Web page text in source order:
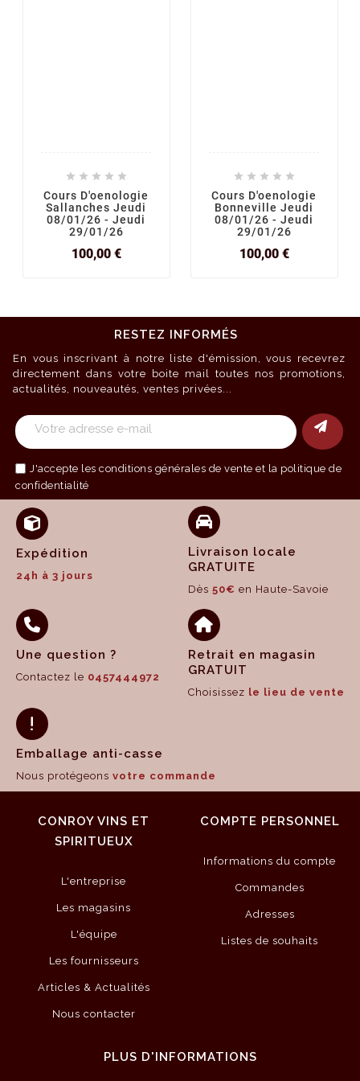
    
Cours D'oenologie
Sallanches Jeudi
08/01/26 - Jeudi
29/01/26
100,00 €Prix
    
Cours D'oenologie
Bonneville Jeudi
08/01/26 - Jeudi
29/01/26
100,00 €Prix
RESTEZ INFORMÉS
En vous inscrivant à notre liste d'émission, vous recevrez
directement dans votre boite mail toutes nos promotions,
actualités, nouveautés, ventes privées...
J'accepte les conditions générales de vente et la politique de
confidentialité
Expédition
24h à 3 jours
Livraison locale
GRATUITE
Dès 50€ en Haute-Savoie
Une question ?
Contactez le 0457444972
Retrait en magasin
GRATUIT
Choisissez le lieu de vente
Emballage anti-casse
Nous protégeons votre commande
CONROY VINS ET
SPIRITUEUX
L'entreprise
Les magasins
L'équipe
Les fournisseurs
Articles & Actualités
Nous contacter
COMPTE PERSONNEL
Informations du compte
Commandes
Adresses
Listes de souhaits
PLUS D'INFORMATIONS